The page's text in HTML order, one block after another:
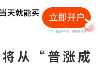
从“普涨成